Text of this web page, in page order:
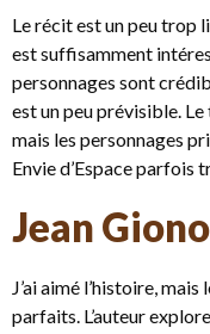
Le récit est un peu trop
est suffisamment
personnages sont
est un peu prévisible.
mais les personnages
Envie d’Espace parfois
Jean
J’ai aimé l’histoire,
parfaits. L’auteur